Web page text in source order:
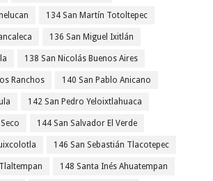
134 San Martín Totoltepec
136 San Miguel Ixitlán
138 San Nicolás Buenos Aires
Ranchos 140 San Pablo Anicano
142 San Pedro Yeloixtlahuaca
144 San Salvador El Verde
146 San Sebastián Tlacotepec
148 Santa Inés Ahuatempan